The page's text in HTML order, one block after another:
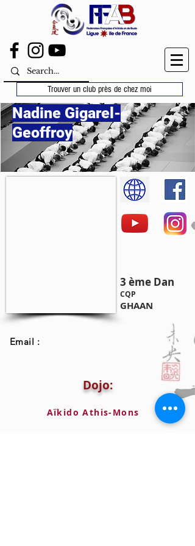
Trouver un club près de chez moi
Nadine Gigarel-
Geoffroy
3 ème Dan
CQP
GHAAN
Email :
Dojo:
Aïkido Athis-Mons